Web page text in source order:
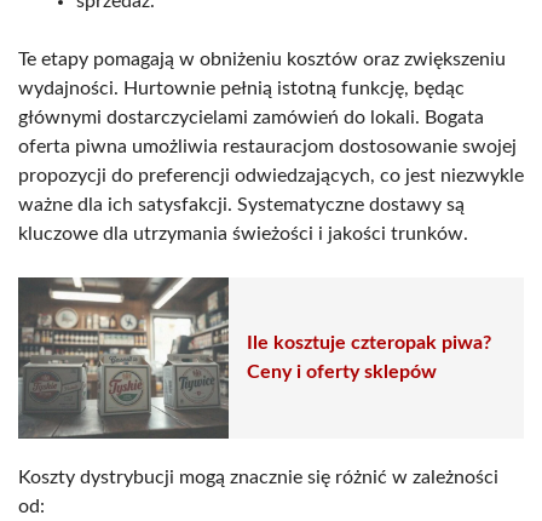
Te etapy pomagają w obniżeniu kosztów oraz zwiększeniu
wydajności. Hurtownie pełnią istotną funkcję, będąc
głównymi dostarczycielami zamówień do lokali. Bogata
oferta piwna umożliwia restauracjom dostosowanie swojej
propozycji do preferencji odwiedzających, co jest niezwykle
ważne dla ich satysfakcji. Systematyczne dostawy są
kluczowe dla utrzymania świeżości i jakości trunków.
Ile kosztuje czteropak piwa?
Ceny i oferty sklepów
Koszty dystrybucji mogą znacznie się różnić w zależności
od: